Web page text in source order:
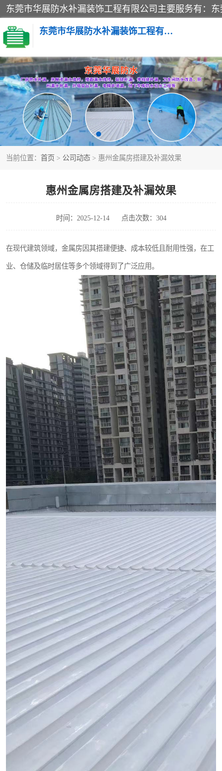
东莞市华展防水补漏装饰工程有限公司
当前位置： 首页 > 公司动态 > 惠州金属房搭建及补漏效果
惠州金属房搭建及补漏效果
时间：2025-12-14 点击次数：304
在现代建筑领域，金属房因其搭建便捷、成本较低且耐用性强，在工
业、仓储及临时居住等多个领域得到了广泛应用。
楼面防水补漏
阳台卫生间防水补漏
金属房搭建及补漏